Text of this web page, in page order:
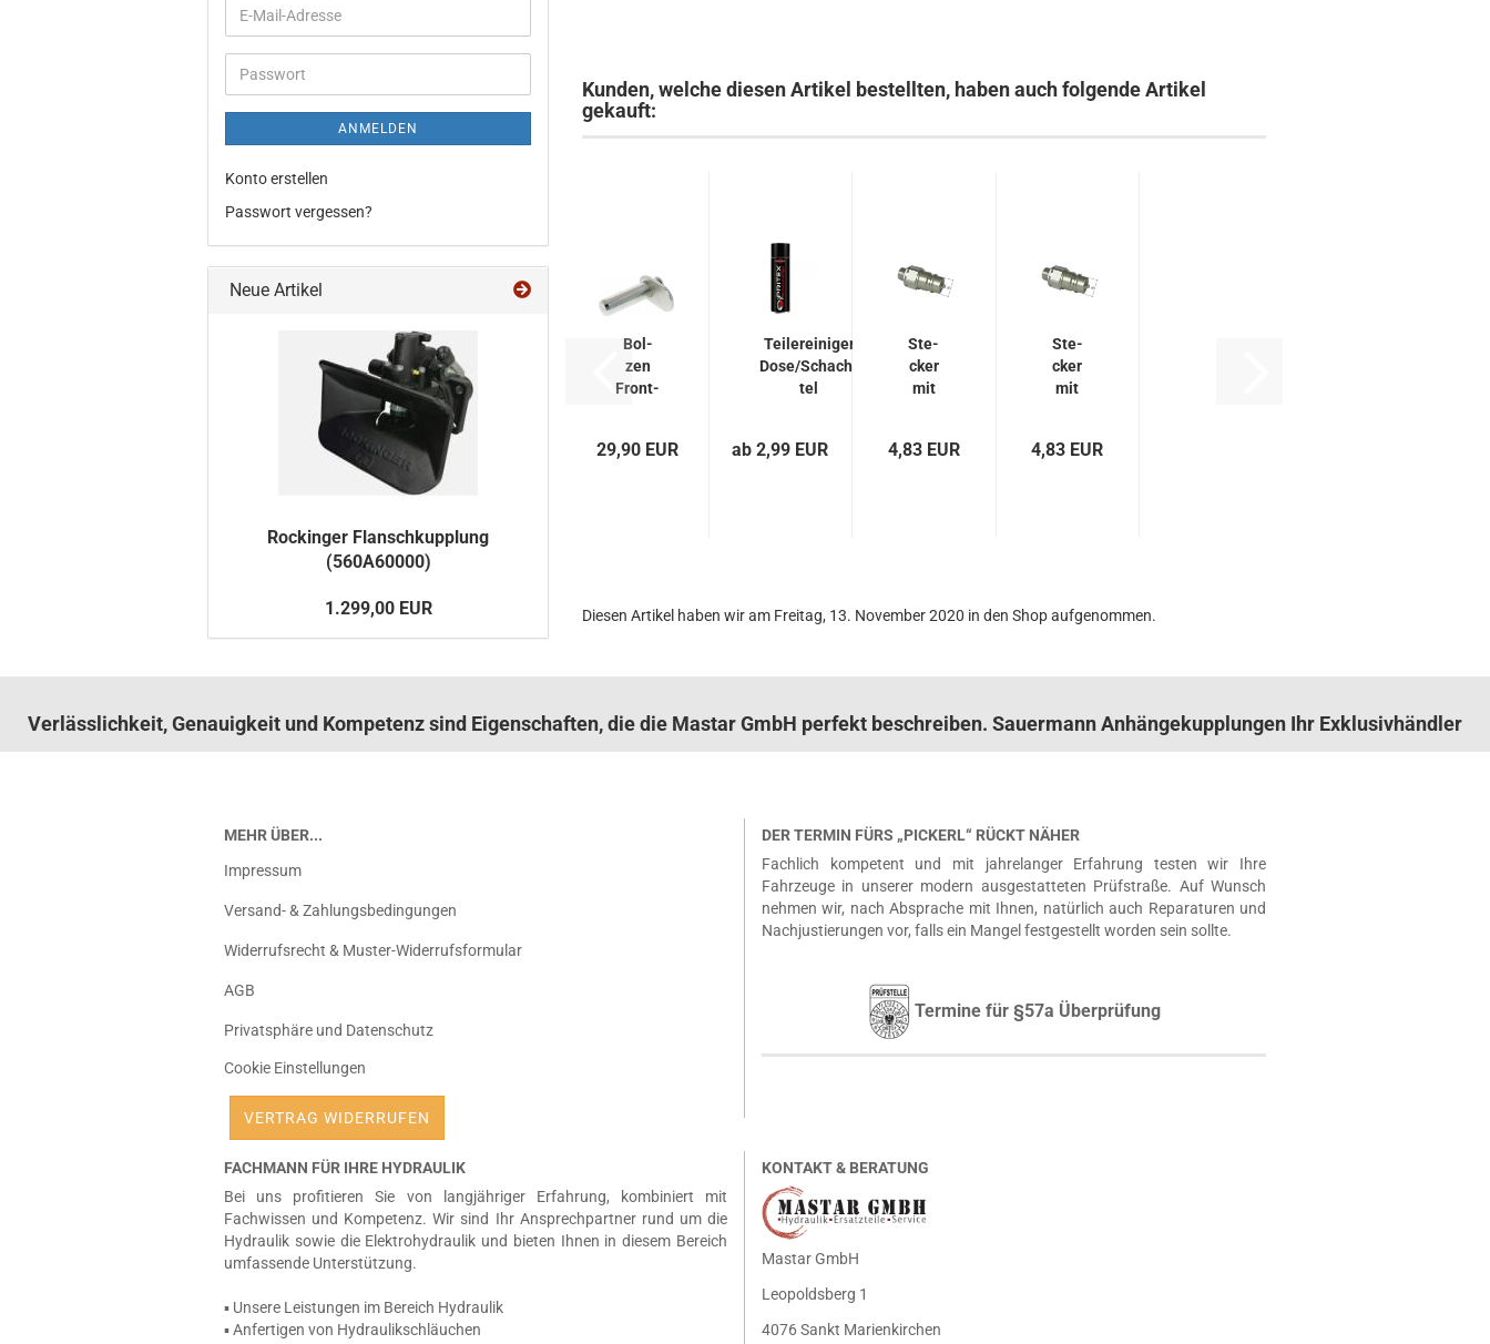
Kunden, welche diesen Artikel bestellten, haben auch folgende Artikel
gekauft:
Bol­
zen
Front­
lik
29,90 EUR
Tei­le­rei­ni­ger
Dose/Schach­
tel
ab 2,99 EUR
Ste­
cker
mit
ge­
4,83 EUR
Ste­
cker
mit
ge­
4,83 EUR
Diesen Artikel haben wir am Freitag, 13. November 2020 in den Shop aufgenommen.
E-
Mail-
Adresse
Passwort
ANMELDEN
Konto erstellen
Passwort vergessen?
Neue Artikel
Ro­ck­in­ger Flansch­kupp­lung
(560A60000)
1.299,00 EUR
Verlässlichkeit, Genauigkeit und Kompetenz sind Eigenschaften, die die Mastar GmbH perfekt beschreiben. Sauermann Anhängekupplungen Ihr Exklusivhändler
MEHR ÜBER...
Impressum
Versand- & Zahlungsbedingungen
Widerrufsrecht & Muster-Widerrufsformular
AGB
Privatsphäre und Datenschutz
Cookie Einstellungen
DER TERMIN FÜRS „PICKERL“ RÜCKT NÄHER
Fachlich kompetent und mit jahrelanger Erfahrung testen wir Ihre
Fahrzeuge in unserer modern ausgestatteten Prüfstraße. Auf Wunsch
nehmen wir, nach Absprache mit Ihnen, natürlich auch Reparaturen und
Nachjustierungen vor, falls ein Mangel festgestellt worden sein sollte.
Termine für §57a Überprüfung
FACHMANN FÜR IHRE HYDRAULIK
Bei uns profitieren Sie von langjähriger Erfahrung, kombiniert mit
Fachwissen und Kompetenz. Wir sind Ihr Ansprechpartner rund um die
Hydraulik sowie die Elektrohydraulik und bieten Ihnen in diesem Bereich
umfassende Unterstützung.
▪ Unsere Leistungen im Bereich Hydraulik
▪ Anfertigen von Hydraulikschläuchen
KONTAKT & BERATUNG
Mastar GmbH
Leopoldsberg 1
4076 Sankt Marienkirchen
VERTRAG WIDERRUFEN